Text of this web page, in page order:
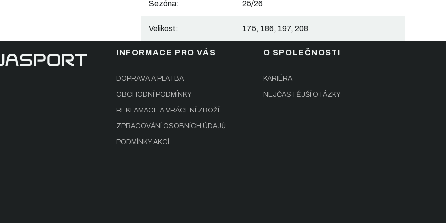
Sezóna: 25/26
Velikost: 175, 186, 197, 208
INFORMACE PRO VÁS
DOPRAVA A PLATBA
OBCHODNÍ PODMÍNKY
REKLAMACE A VRÁCENÍ ZBOŽÍ
ZPRACOVÁNÍ OSOBNÍCH ÚDAJŮ
PODMÍNKY AKCÍ
O SPOLEČNOSTI
KARIÉRA
NEJČASTĚJŠÍ OTÁZKY